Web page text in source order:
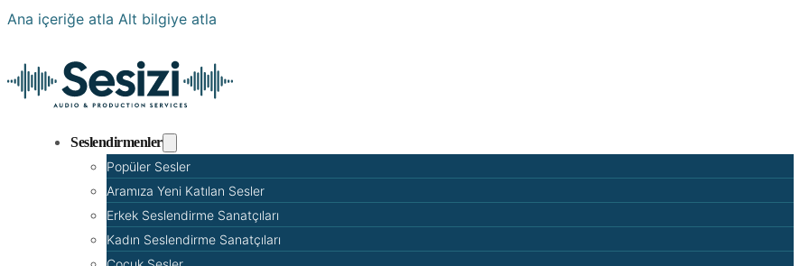
Ana içeriğe atla Alt bilgiye atla
Seslendirmenler
Popüler Sesler
Aramıza Yeni Katılan Sesler
Erkek Seslendirme Sanatçıları
Kadın Seslendirme Sanatçıları